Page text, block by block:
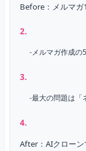
Before：メルマ
メルマガ作成の
最大の問題は「
After：AIクロー